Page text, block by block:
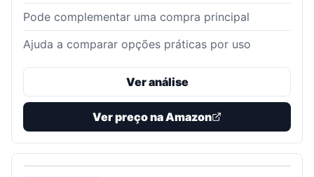
Pode complementar uma compra principal
Ajuda a comparar opções práticas por uso
Ver análise
Ver preço na Amazon